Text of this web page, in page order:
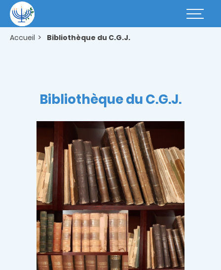
contenu
principal
Basculer
Accueil Bibliothèque du C.G.J.
Bibliothèque du C.G.J.